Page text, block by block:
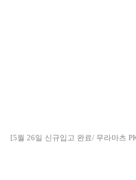
[5월 26일 신규입고 완료/ 무라마츠